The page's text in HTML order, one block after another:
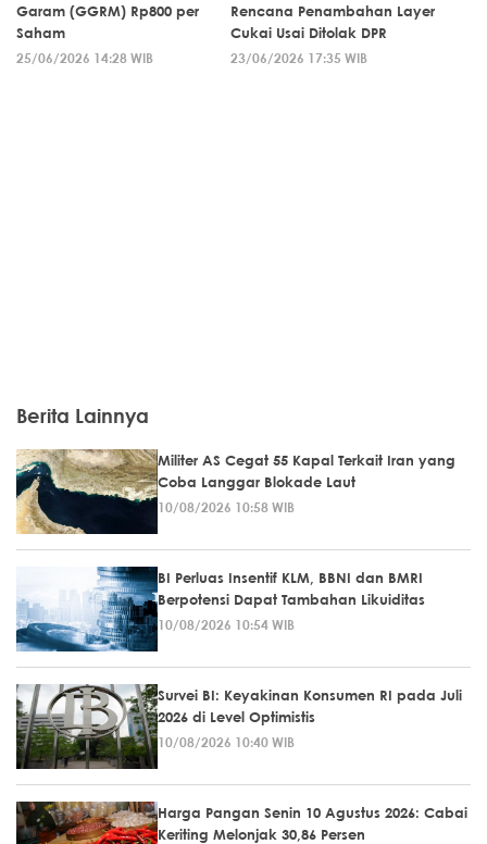
Garam (GGRM) Rp800 per
Saham
25/06/2026 14:28 WIB
Rencana Penambahan Layer
Cukai Usai Ditolak DPR
23/06/2026 17:35 WIB
Berita Lainnya
Militer AS Cegat 55 Kapal Terkait Iran yang
Coba Langgar Blokade Laut
10/08/2026 10:58 WIB
BI Perluas Insentif KLM, BBNI dan BMRI
Berpotensi Dapat Tambahan Likuiditas
10/08/2026 10:54 WIB
Survei BI: Keyakinan Konsumen RI pada Juli
2026 di Level Optimistis
10/08/2026 10:40 WIB
Harga Pangan Senin 10 Agustus 2026: Cabai
Keriting Melonjak 30,86 Persen